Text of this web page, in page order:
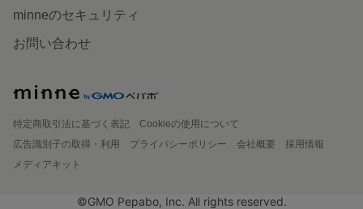
minneのセキュリティ
お問い合わせ
特定商取引法に基づく表記
Cookieの使用について
広告識別子の取得・利用
プライバシーポリシー 会社概要
採用情報
メディアキット
©GMO Pepabo, Inc. All rights reserved.